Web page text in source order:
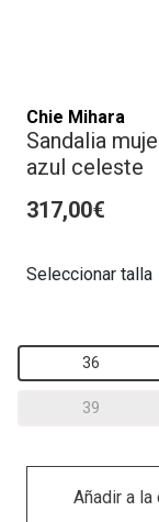
Chie Mihara
Sandalia
azul celeste
317,00€
Seleccionar talla
36
39